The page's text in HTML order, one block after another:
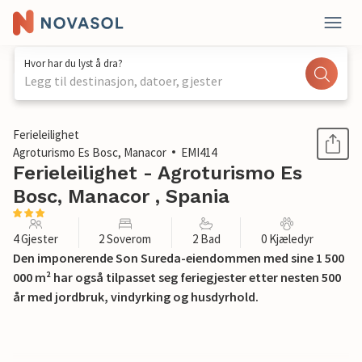
Hvor har du lyst å dra?
Legg til destinasjon, datoer, gjester
1 / 42
Ferieleilighet
Agroturismo Es Bosc, Manacor
EMI414
Ferieleilighet - Agroturismo Es
Bosc, Manacor , Spania
4 Gjester 2 Soverom 2 Bad 0 Kjæledyr
Den imponerende Son Sureda-eiendommen med sine 1 500
000 m² har også tilpasset seg feriegjester etter nesten 500
år med jordbruk, vindyrking og husdyrhold.